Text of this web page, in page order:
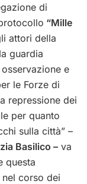
di
“Mille
attori della
guardia
e
le Forze di
repressione dei
per quanto
sulla città” –
Basilico – va
questa
corso dei